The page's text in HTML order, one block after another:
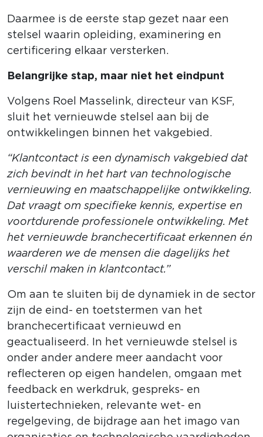
Daarmee is de eerste stap gezet naar een
stelsel waarin opleiding, examinering en
certificering elkaar versterken.
Belangrijke stap, maar niet het eindpunt
Volgens Roel Masselink, directeur van KSF,
sluit het vernieuwde stelsel aan bij de
ontwikkelingen binnen het vakgebied.
“Klantcontact is een dynamisch vakgebied dat
zich bevindt in het hart van technologische
vernieuwing en maatschappelijke ontwikkeling.
Dat vraagt om specifieke kennis, expertise en
voortdurende professionele ontwikkeling. Met
het vernieuwde branchecertificaat erkennen én
waarderen we de mensen die dagelijks het
verschil maken in klantcontact.”
Om aan te sluiten bij de dynamiek in de sector
zijn de eind- en toetstermen van het
branchecertificaat vernieuwd en
geactualiseerd. In het vernieuwde stelsel is
onder ander andere meer aandacht voor
reflecteren op eigen handelen, omgaan met
feedback en werkdruk, gespreks- en
luistertechnieken, relevante wet- en
regelgeving, de bijdrage aan het imago van